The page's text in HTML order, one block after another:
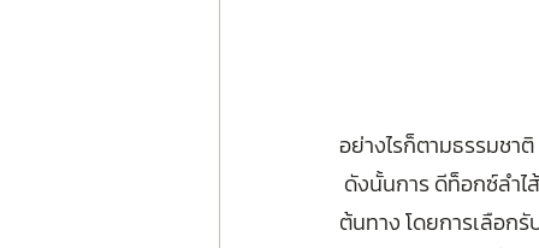
อย่างไรก็ตามธรรมชา
ดังนั้นการ ดีท็อกซ์ลำไ
ต้นทาง โดยการเลือก